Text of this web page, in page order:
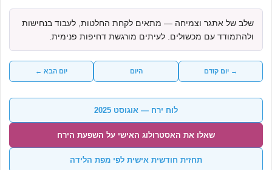
שלב של אתגר וצמיחה — מתאים לקחת החלטות, לעבוד בנחישות
ולהתמודד עם מכשולים. לעיתים מורגשת דחיפות פנימית.
→ יום קודם היום יום הבא ←
לוח ירח — אוגוסט 2025
שאלו את האסטרולוג האישי על השפעת הירח
תחזית חודשית אישית לפי מפת הלידה